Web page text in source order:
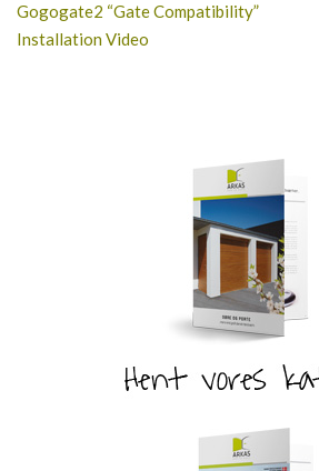
Gogogate2 “Gate Compatibility”
Installation Video